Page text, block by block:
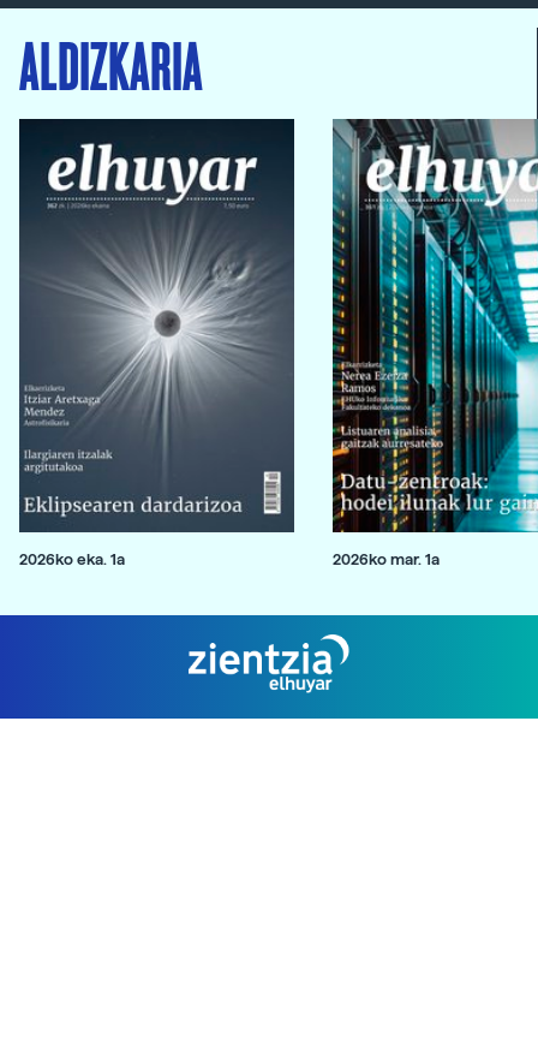
ALDIZKARIA
2026ko eka. 1a 2026ko mar. 1a